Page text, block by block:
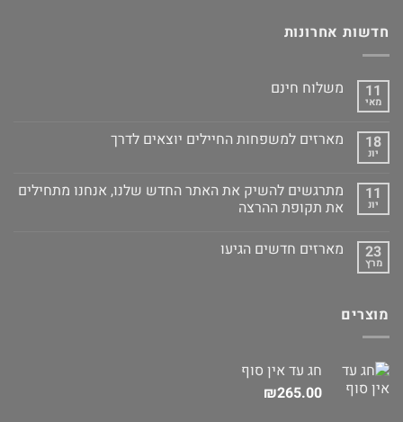
חדשות אחרונות
11
מאי
משלוח חינם
18
יונ
מארזים למשפחות החיילים יוצאים לדרך
11
יונ
מתרגשים להשיק את האתר החדש שלנו, אנחנו מתחילים
את תקופת ההרצה
23
מרץ
מארזים חדשים הגיעו
מוצרים
חג עד אין סוף
₪265.00